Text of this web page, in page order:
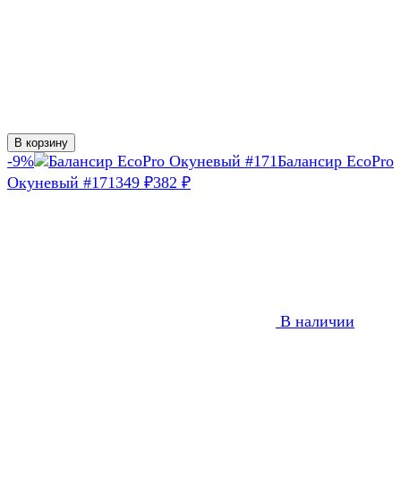
В корзину
-9%
Балансир EcoPro
Окуневый #171349 ₽382 ₽
В наличии